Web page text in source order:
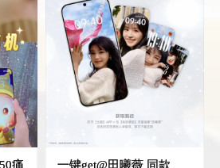
痛
一键get@田曦薇 同款